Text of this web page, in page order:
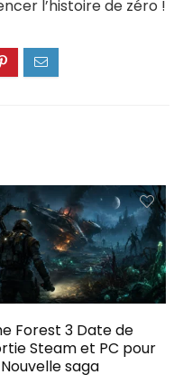
l’histoire de zéro !
Forest 3 Date de
Steam et PC pour
saga